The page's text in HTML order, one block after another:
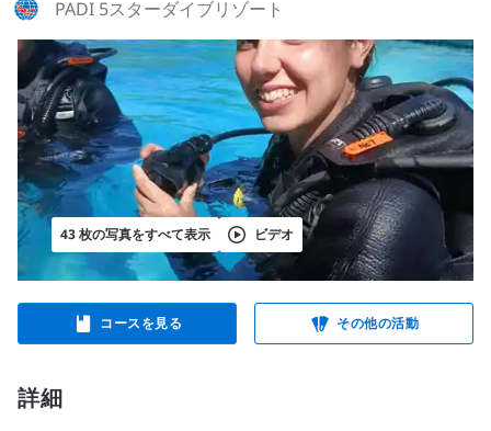
PADI 5スターダイブリゾート
43 枚の写真をすべて表示 ビデオ
コースを見る その他の活動
詳細